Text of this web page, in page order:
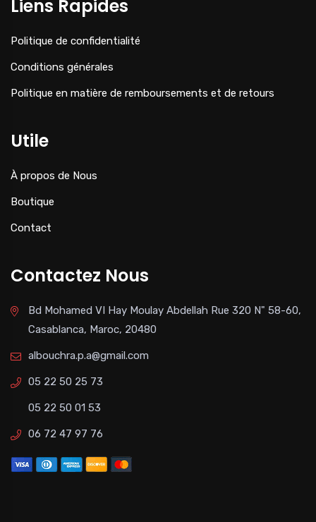
Liens Rapides
Politique de confidentialité
Conditions générales
Politique en matière de remboursements et de retours
Utile
À propos de Nous
Boutique
Contact
Contactez Nous
Bd Mohamed VI Hay Moulay Abdellah Rue 320 N" 58-60,
Casablanca, Maroc, 20480
albouchra.p.a@gmail.com
05 22 50 25 73
05 22 50 01 53
06 72 47 97 76